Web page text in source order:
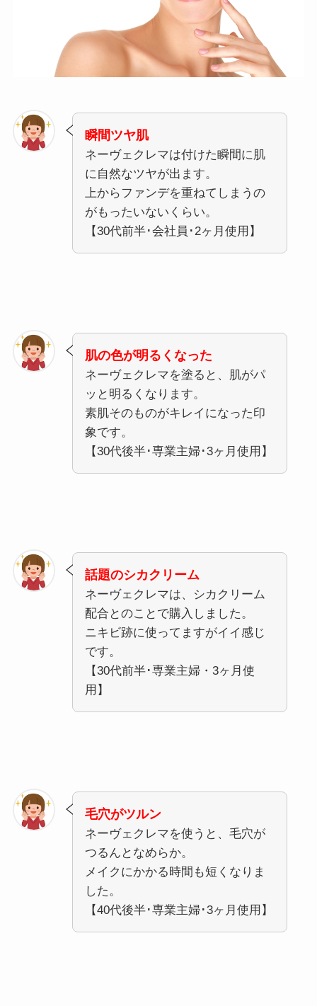
瞬間ツヤ肌
ネーヴェクレマは付けた瞬間に肌
に自然なツヤが出ます。
上からファンデを重ねてしまうの
がもったいないくらい。
【30代前半･会社員･2ヶ月使用】
肌の色が明るくなった
ネーヴェクレマを塗ると、肌がパ
ッと明るくなります。
素肌そのものがキレイになった印
象です。
【30代後半･専業主婦･3ヶ月使用】
話題のシカクリーム
ネーヴェクレマは、シカクリーム
配合とのことで購入しました。
ニキビ跡に使ってますがイイ感じ
です。
【30代前半･専業主婦・3ヶ月使
用】
毛穴がツルン
ネーヴェクレマを使うと、毛穴が
つるんとなめらか。
メイクにかかる時間も短くなりま
した。
【40代後半･専業主婦･3ヶ月使用】